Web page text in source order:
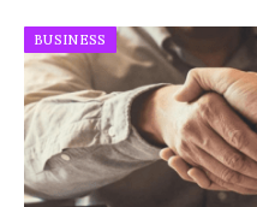
BUSINESS